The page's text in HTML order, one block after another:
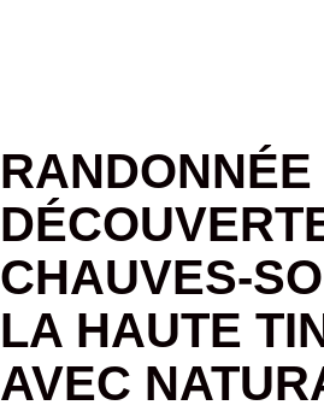
RANDONNÉE
CHAUVES-
LA HAUTE
AVEC